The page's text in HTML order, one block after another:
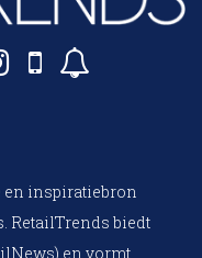
en inspiratiebron
RetailTrends biedt
en vormt